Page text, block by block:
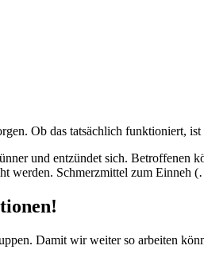
Ob das tatsächlich funktioniert, ist
und entzündet sich. Betroffenen
werden. Schmerzmittel zum Einneh
Damit wir weiter so arbeiten